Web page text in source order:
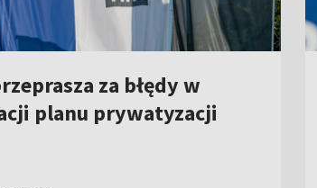
za błędy w
planu prywatyzacji